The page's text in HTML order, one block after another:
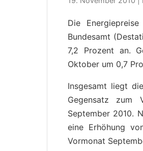
Die
Bundesamt
7,2 Prozent an.
Oktober um 0,7
Insgesamt liegt
Gegensatz zum
September 2010.
eine Erhöhung
Vormonat